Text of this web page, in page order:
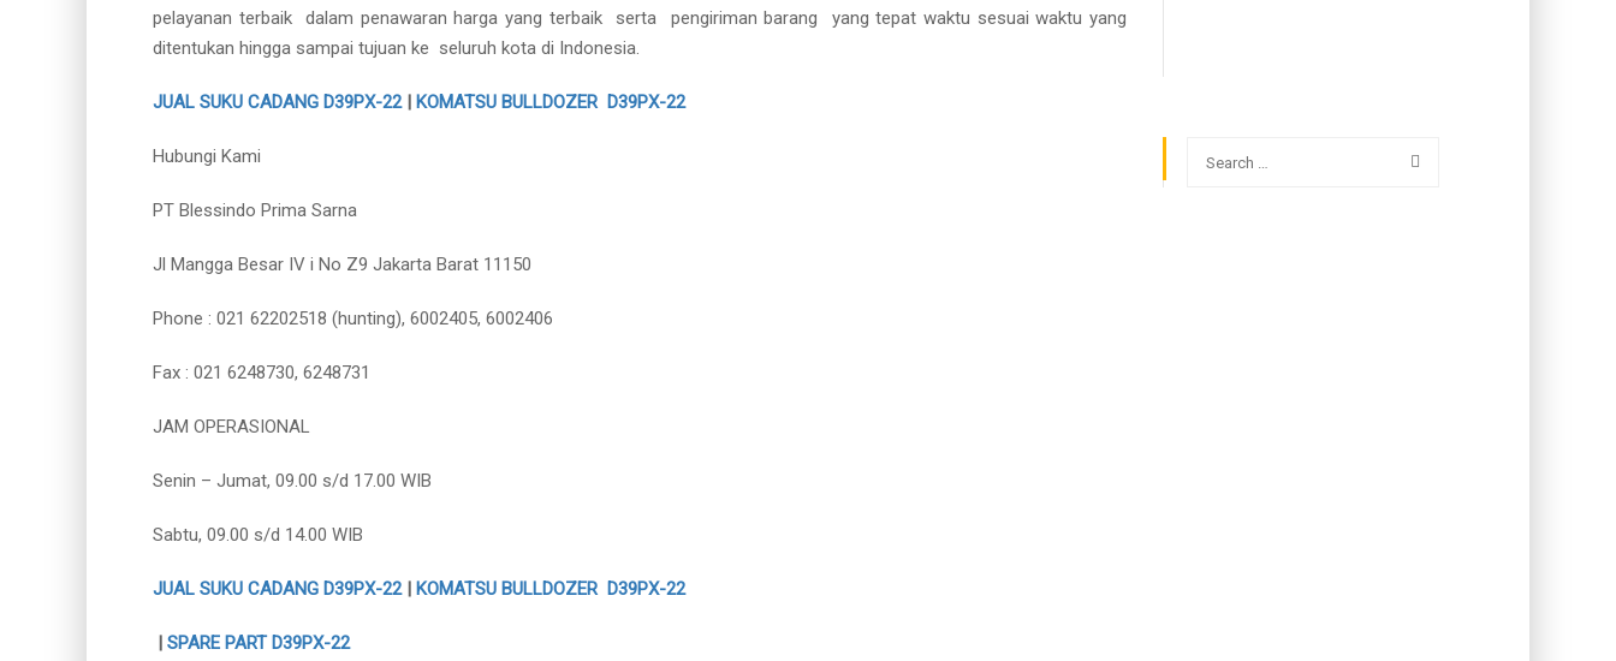
pelayanan terbaik dalam penawaran harga yang terbaik serta pengiriman barang yang tepat waktu sesuai waktu yang
ditentukan hingga sampai tujuan ke seluruh kota di Indonesia.
JUAL SUKU CADANG D39PX-22| KOMATSU BULLDOZER D39PX-22
Hubungi Kami
PT Blessindo Prima Sarna
Jl Mangga Besar IV i No Z9 Jakarta Barat 11150
Phone : 021 62202518 (hunting), 6002405, 6002406
Fax : 021 6248730, 6248731
JAM OPERASIONAL
Senin – Jumat, 09.00 s/d 17.00 WIB
Sabtu, 09.00 s/d 14.00 WIB
JUAL SUKU CADANG D39PX-22| KOMATSU BULLDOZER D39PX-22
| SPARE PART D39PX-22